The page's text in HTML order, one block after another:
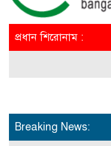
প্রধান শিরোনাম :
Breaking News: